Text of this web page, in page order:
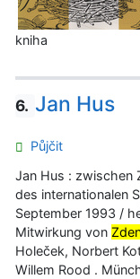
kniha
6. Jan Hus
Půjčit
Jan Hus : zwischen
des internationalen
September 1993 /
Mitwirkung von
Holeček, Norbert
Willem Rood .